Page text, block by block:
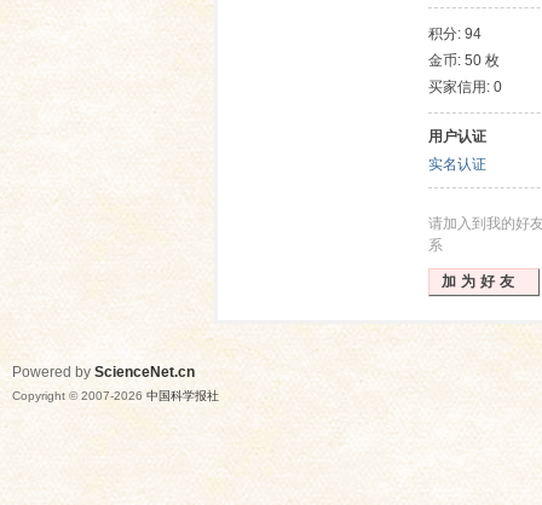
积分: 94
金币: 50 枚
买家信用: 0
用户认证
实名认证
请加入到我的好
系
加为好友
Powered by ScienceNet.cn
Copyright © 2007-2026 中国科学报社